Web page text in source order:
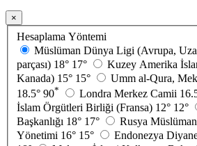
×
Hesaplama Yöntemi
Müslüman Dünya Ligi (Avrupa,
parçası) 18° 17°
Kuzey Amerika
Kanada) 15° 15°
Umm al-Qura,
18.5° 90* Londra Merkez Camii
İslam Örgütleri Birliği (Fransa) 12° 12°
Başkanlığı 18° 17°
Rusya
Yönetimi 16° 15° Endonezya